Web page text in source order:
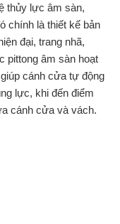
thủy lực âm sàn,
chính là thiết kế bản
đại, trang nhã,
pittong âm sàn hoạt
cánh cửa tự động
lực, khi đến điểm
cánh cửa và vách.